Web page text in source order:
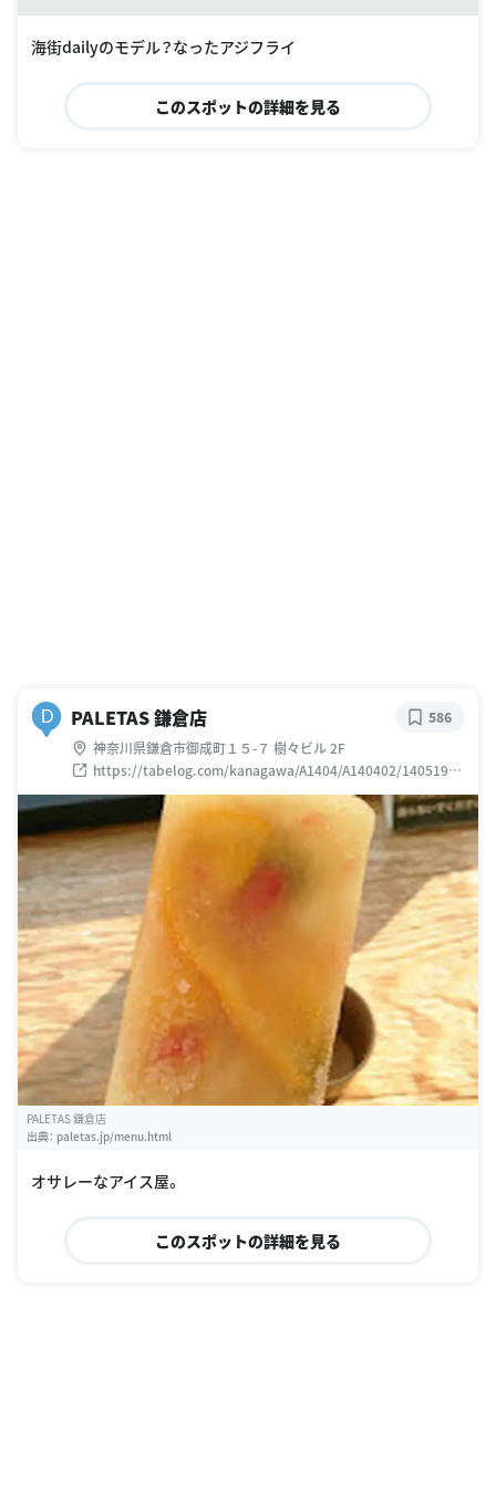
海街dailyのモデル？なったアジフライ
このスポットの詳細を見る
D PALETAS 鎌倉店
神奈川県鎌倉市御成町１５-７ 樹々ビル 2F
https://tabelog.com/kanagawa/A1404/A140402/14051902
/
586
PALETAS 鎌倉店
出典： paletas.jp/menu.html
オサレーなアイス屋。
このスポットの詳細を見る